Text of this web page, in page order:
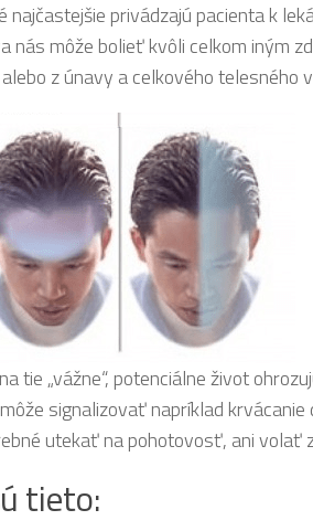
privádzajú pacienta k
nás môže bolieť kvôli celkom iným
z únavy a celkového telesného
tie „vážne“, potenciálne život
signalizovať napríklad
utekať na pohotovosť, ani volať
tieto: